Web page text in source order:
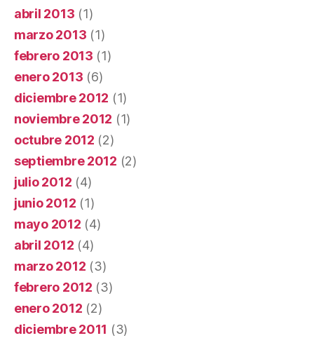
abril 2013 (1)
marzo 2013 (1)
febrero 2013 (1)
enero 2013 (6)
diciembre 2012 (1)
noviembre 2012 (1)
octubre 2012 (2)
septiembre 2012 (2)
julio 2012 (4)
junio 2012 (1)
mayo 2012 (4)
abril 2012 (4)
marzo 2012 (3)
febrero 2012 (3)
enero 2012 (2)
diciembre 2011 (3)